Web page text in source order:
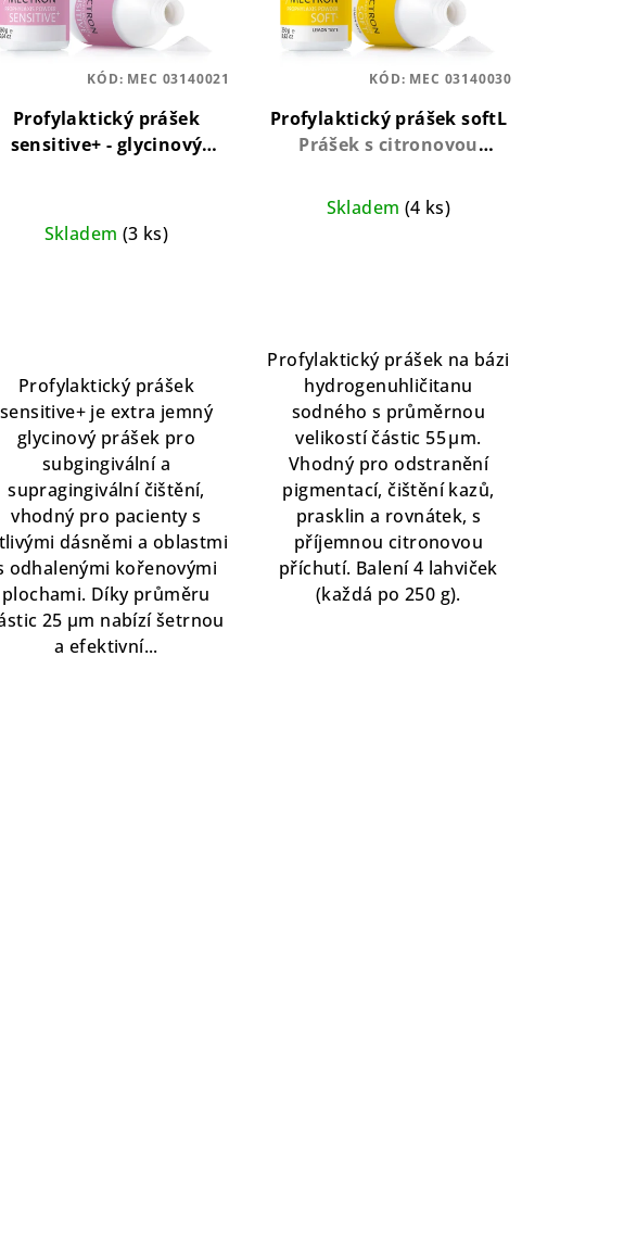
Profylaktický prášek
sensitive+ - glycinový
sladká příchuť
Skladem (3 ks)
5,0
z
5
hvězdiček.
Profylaktický prášek
sensitive+ je extra jemný
glycinový prášek pro
subgingivální a
supragingivální čištění,
vhodný pro pacienty s
dásněmi a oblastmi
odhalenými kořenovými
plochami. Díky průměru
25 μm nabízí šetrnou
a efektivní...
KÓD: MEC 03140021
Profylaktický prášek softL
Prášek s citronovou
šetrné odstranění
pigmentací
Skladem (4 ks)
5,0
z
5
hvězdiček.
Profylaktický prášek na bázi
hydrogenuhličitanu
sodného s průměrnou
velikostí částic 55 μm.
Vhodný pro odstranění
pigmentací, čištění kazů,
prasklin a rovnátek, s
příjemnou citronovou
příchutí. Balení 4 lahviček
(každá po 250 g).
KÓD: MEC 03140030